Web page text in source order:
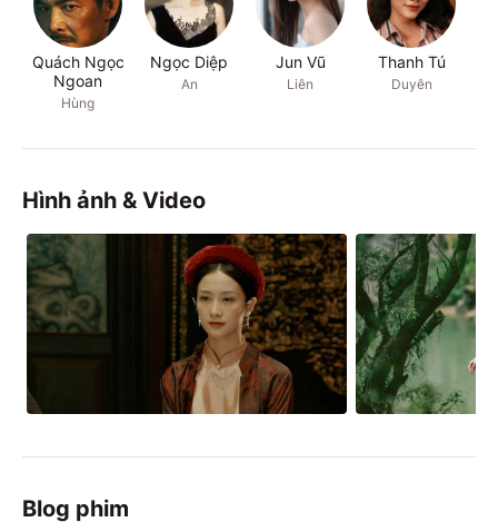
Quách Ngọc
Ngoan
Hùng
Ngọc Diệp
An
Jun Vũ
Liên
Thanh Tú
Duyên
Hình ảnh & Video
Blog phim